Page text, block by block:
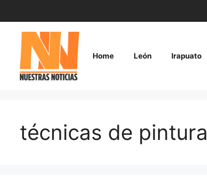
contenido
Home León Irapuato
técnicas de pintura